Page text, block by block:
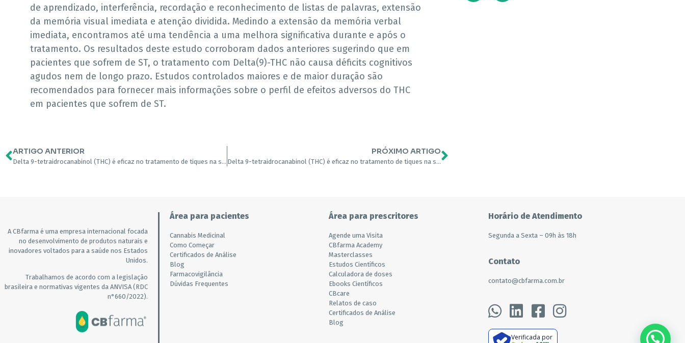
de aprendizado, interferência, recordação e reconhecimento de listas de palavras, extensão
da memória visual imediata e atenção dividida. Medindo a extensão da memória verbal
imediata, encontramos até uma tendência a uma melhora significativa durante e após o
tratamento. Os resultados deste estudo corroboram dados anteriores sugerindo que em
pacientes que sofrem de ST, o tratamento com Delta(9)-THC não causa déficits cognitivos
agudos nem de longo prazo. Estudos controlados maiores e de maior duração são
recomendados para fornecer mais informações sobre o perfil de efeitos adversos do THC
em pacientes que sofrem de ST.
ARTIGO ANTERIOR
Delta 9-tetraidrocanabinol (THC) é eficaz no tratamento de tiques na síndrome de Tourette: um estudo randomizado de 6 semanas
PRÓXIMO ARTIGO
Delta 9-tetraidrocanabinol (THC) é eficaz no tratamento de tiques na síndrome de Tourette: um estudo randomizado de 6 semanas
A CBfarma é uma empresa internacional focada
no desenvolvimento de produtos naturais e
inovadores voltados para a saúde nos Estados
Unidos.
Trabalhamos de acordo com a legislação
brasileira e normativas vigentes da ANVISA (RDC
n°660/2022).
Área para pacientes
Cannabis Medicinal
Como Começar
Certificados de Análise
Blog
Farmacovigilância
Dúvidas Frequentes
Área para prescritores
Agende uma Visita
CBfarma Academy
Masterclasses
Estudos Científicos
Calculadora de doses
Ebooks Científicos
CBcare
Relatos de caso
Certificados de Análise
Blog
Horário de Atendimento
Segunda a Sexta – 09h às 18h
Contato
contato@cbfarma.com.br
Verificada por???? Precisa de ajuda?